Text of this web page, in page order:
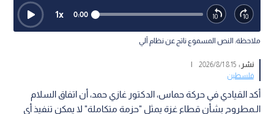
0:00
1x
ملاحظة: النص المسموع ناتج عن نظام آلي
نشر :8:15 2026/8/1
|
فلسطين
أكد القيادي في حركة حماس، الدكتور غازي حمد، أن اتفاق السلام
الـمطروح بشأن قطاع غزة يمثل "حزمة متكاملة" لا يمكن تنفيذ أي